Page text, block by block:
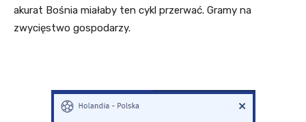
akurat Bośnia miałaby ten cykl przerwać. Gramy na
zwycięstwo gospodarzy.